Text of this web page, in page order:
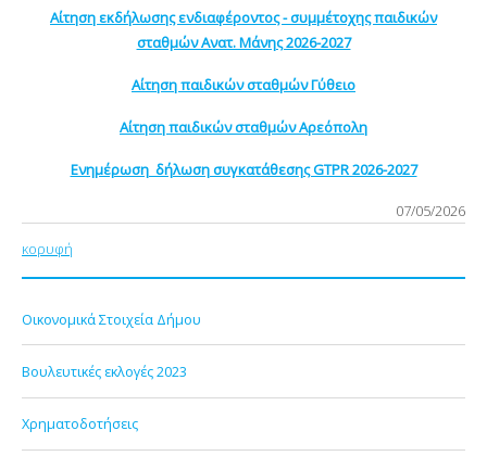
Αίτηση εκδήλωσης ενδιαφέροντος - συμμέτοχης παιδικών
σταθμών Ανατ. Μάνης 2026-2027
Αίτηση παιδικών σταθμών Γύθειο
Αίτηση παιδικών σταθμών Αρεόπολη
Ενημέρωση δήλωση συγκατάθεσης GTPR 2026-2027
07/05/2026
κορυφή
Οικονομικά Στοιχεία Δήμου
Βουλευτικές εκλογές 2023
Χρηματοδοτήσεις